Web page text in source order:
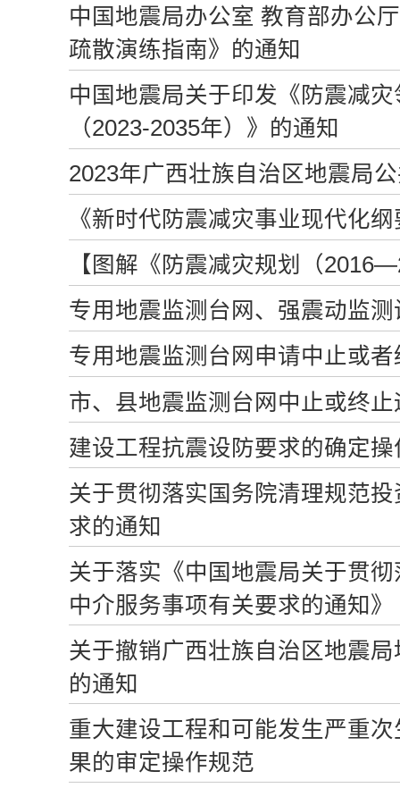
中国地震局办公室 教育部办公
疏散演练指南》的通知
中国地震局关于印发《防震减
（2023-2035年）》的通知
2023年广西壮族自治区地震局
《新时代防震减灾事业现代化
【图解《防震减灾规划（
专用地震监测台网、强震动监
专用地震监测台网申请中止或
市、县地震监测台网中止或终
建设工程抗震设防要求的确定操
关于贯彻落实国务院清理规范
求的通知
关于落实《中国地震局关于贯
中介服务事项有关要求的通知》
关于撤销广西壮族自治区地震
的通知
重大建设工程和可能发生严重
果的审定操作规范